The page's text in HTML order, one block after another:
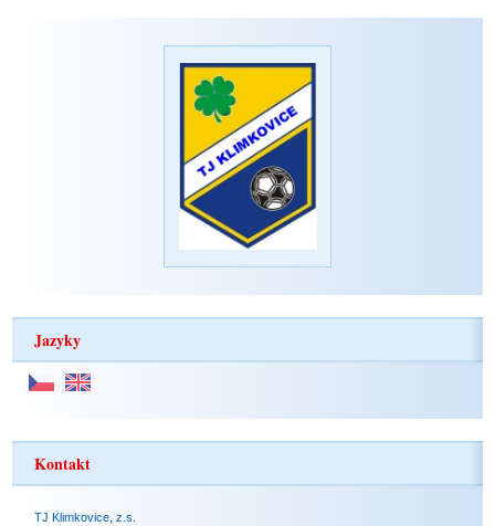
Jazyky
Kontakt
TJ Klimkovice, z.s.